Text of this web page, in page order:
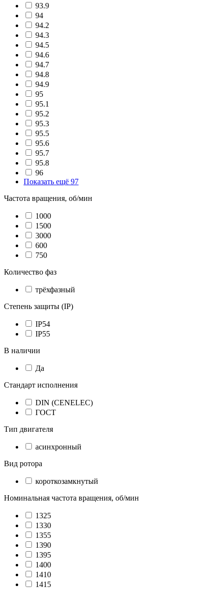
93.9
94
94.2
94.3
94.5
94.6
94.7
94.8
94.9
95
95.1
95.2
95.3
95.5
95.6
95.7
95.8
96
Показать ещё 97
Частота вращения, об/мин
1000
1500
3000
600
750
Количество фаз
трёхфазный
Степень защиты (IP)
IP54
IP55
В наличии
Да
Стандарт исполнения
DIN (CENELEC)
ГОСТ
Тип двигателя
асинхронный
Вид ротора
короткозамкнутый
Номинальная частота вращения, об/мин
1325
1330
1355
1390
1395
1400
1410
1415